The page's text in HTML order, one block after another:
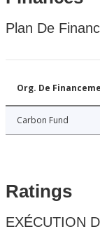
Plan De
Org. De
Carbon Fund
Ratings
EXÉCUTION